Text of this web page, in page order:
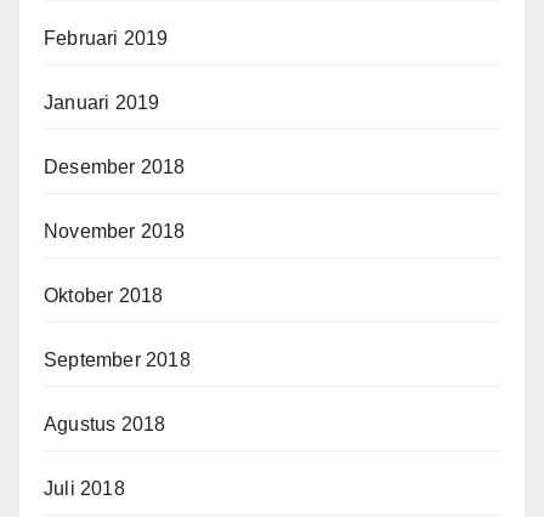
Februari 2019
Januari 2019
Desember 2018
November 2018
Oktober 2018
September 2018
Agustus 2018
Juli 2018